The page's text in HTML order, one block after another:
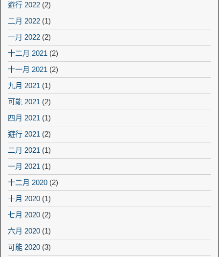
遊行 2022 (2)
二月 2022 (1)
一月 2022 (2)
十二月 2021 (2)
十一月 2021 (2)
九月 2021 (1)
可能 2021 (2)
四月 2021 (1)
遊行 2021 (2)
二月 2021 (1)
一月 2021 (1)
十二月 2020 (2)
十月 2020 (1)
七月 2020 (2)
六月 2020 (1)
可能 2020 (3)